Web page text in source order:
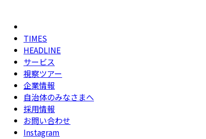
TIMES
HEADLINE
サービス
視察ツアー
企業情報
自治体のみなさまへ
採用情報
お問い合わせ
Instagram